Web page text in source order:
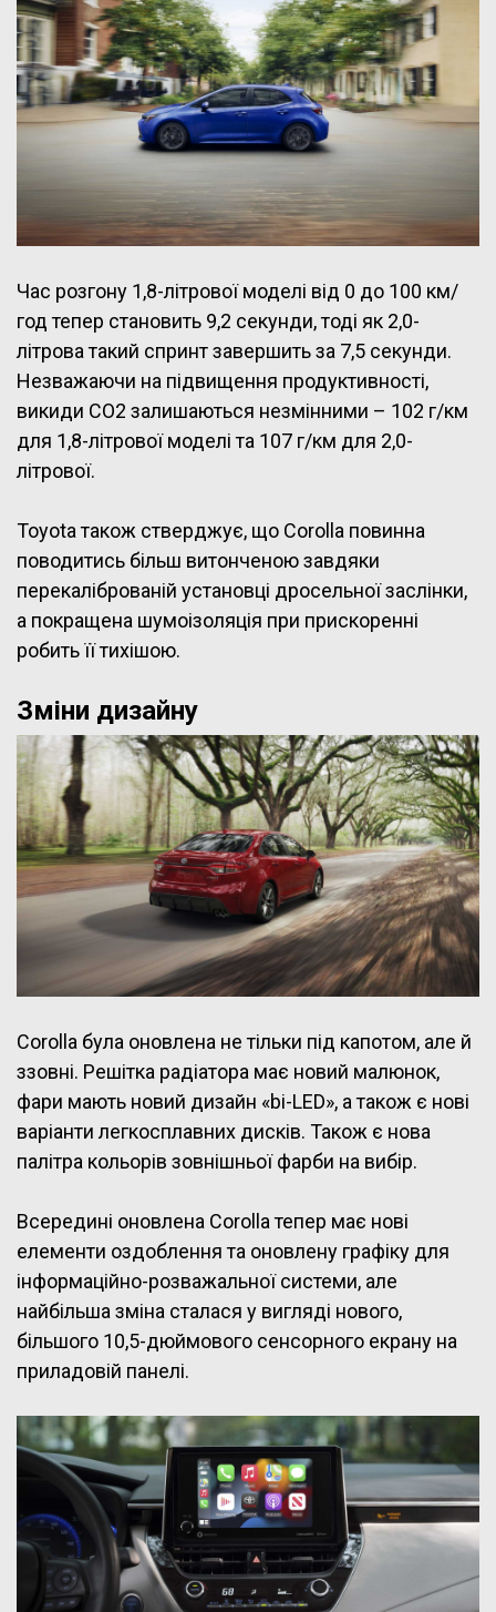
Час розгону 1,8-літрової моделі від 0 до 100 км/
год тепер становить 9,2 секунди, тоді як 2,0-
літрова такий спринт завершить за 7,5 секунди.
Незважаючи на підвищення продуктивності,
викиди CO2 залишаються незмінними – 102 г/км
для 1,8-літрової моделі та 107 г/км для 2,0-
літрової.
Toyota також стверджує, що Corolla повинна
поводитись більш витонченою завдяки
перекаліброваній установці дросельної заслінки,
а покращена шумоізоляція при прискоренні
робить її тихішою.
Зміни дизайну
Corolla була оновлена не тільки під капотом, але й
ззовні. Решітка радіатора має новий малюнок,
фари мають новий дизайн «bi-LED», а також є нові
варіанти легкосплавних дисків. Також є нова
палітра кольорів зовнішньої фарби на вибір.
Всередині оновлена Corolla тепер має нові
елементи оздоблення та оновлену графіку для
інформаційно-розважальної системи, але
найбільша зміна сталася у вигляді нового,
більшого 10,5-дюймового сенсорного екрану на
приладовій панелі.